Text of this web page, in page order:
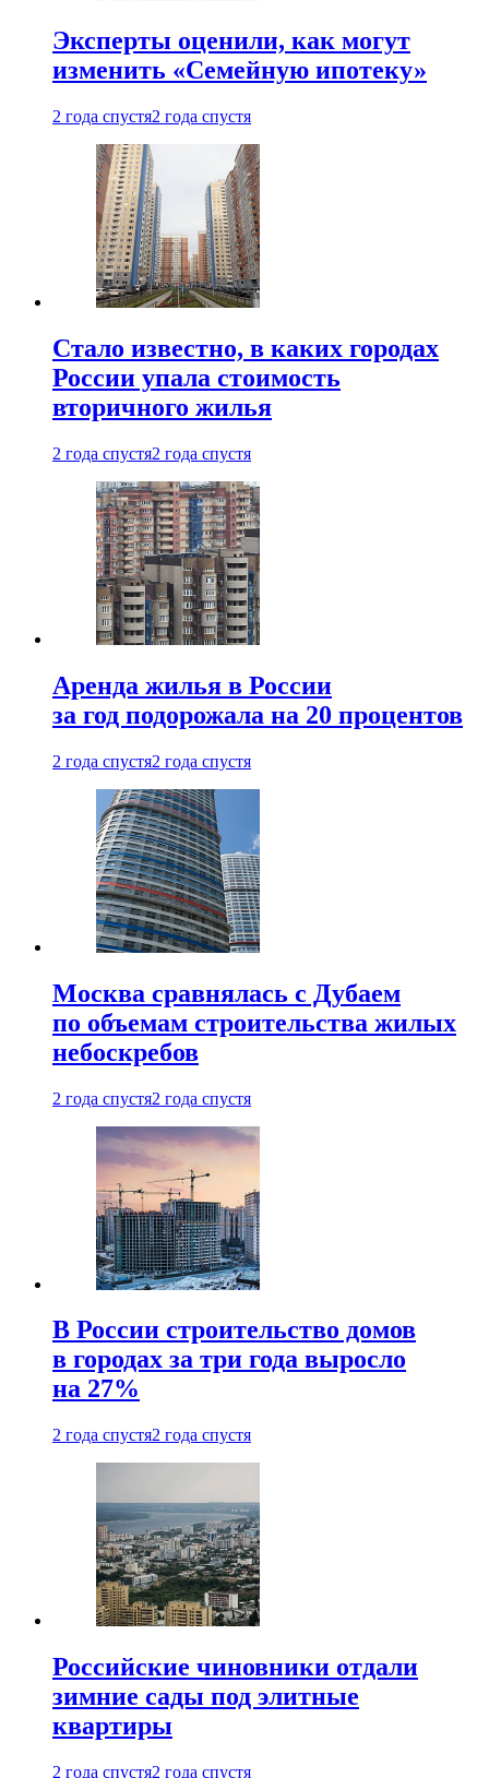
Эксперты оценили, как могут
изменить «Семейную ипотеку»
2 года спустя2 года спустя
Стало известно, в каких городах
России упала стоимость
вторичного жилья
2 года спустя2 года спустя
Аренда жилья в России
за год подорожала на 20 процентов
2 года спустя2 года спустя
Москва сравнялась с Дубаем
по объемам строительства жилых
небоскребов
2 года спустя2 года спустя
В России строительство домов
в городах за три года выросло
на 27%
2 года спустя2 года спустя
Российские чиновники отдали
зимние сады под элитные
квартиры
2 года спустя2 года спустя